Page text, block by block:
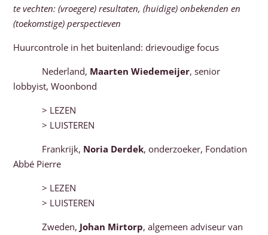
te vechten: (vroegere) resultaten, (huidige) onbekenden en
(toekomstige) perspectieven
Huurcontrole in het buitenland: drievoudige focus
Nederland, Maarten Wiedemeijer, senior
lobbyist, Woonbond
> LEZEN
> LUISTEREN
Frankrijk, Noria Derdek, onderzoeker, Fondation
Abbé Pierre
> LEZEN
> LUISTEREN
Zweden, Johan Mirtorp, algemeen adviseur van